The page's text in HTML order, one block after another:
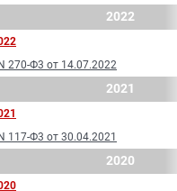
2022
N 270-Ф3 от 14.07.2022
2021
N 117-Ф3 от 30.04.2021
2020